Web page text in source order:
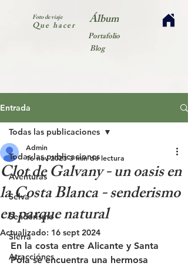
Foto de viaje
Que hacer Álbum
Portafolio
Blog
Entrada
Todas las publicaciones
Aventuras
Selva
Senderismo
Sierra
Atracciónes
Todas las publicaciones
Clot de Galvany - un oasis en
la Costa Blanca - senderismo
en parque natural
Admin
16 nov 2023 3 min de lectura
Actualizado: 16 sept 2024
En la costa entre Alicante y Santa
Pola se encuentra una hermosa